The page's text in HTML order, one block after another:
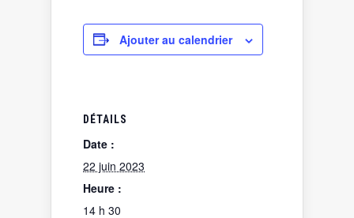
Ajouter au calendrier
DÉTAILS
Date :
22 juin 2023
Heure :
14 h 30